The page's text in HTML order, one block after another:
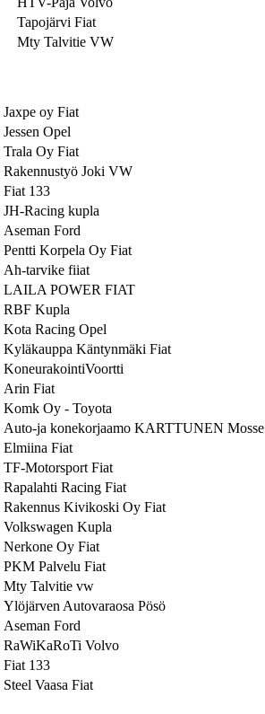
Tapojärvi Fiat
Mty Talvitie VW
Jaxpe oy Fiat
Jessen Opel
Trala Oy Fiat
Rakennustyö Joki VW
Fiat 133
JH-Racing kupla
Aseman Ford
Pentti Korpela Oy Fiat
Ah-tarvike fiiat
LAILA POWER FIAT
RBF Kupla
Kota Racing Opel
Kyläkauppa Käntynmäki Fiat
KoneurakointiVoortti
Arin Fiat
Komk Oy - Toyota
Auto-ja konekorjaamo KARTTUNEN Mosse
Elmiina Fiat
TF-Motorsport Fiat
Rapalahti Racing Fiat
Rakennus Kivikoski Oy Fiat
Volkswagen Kupla
Nerkone Oy Fiat
PKM Palvelu Fiat
Mty Talvitie vw
Ylöjärven Autovaraosa Pösö
Aseman Ford
RaWiKaRoTi Volvo
Fiat 133
Steel Vaasa Fiat